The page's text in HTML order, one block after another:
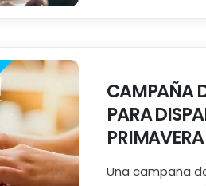
CAMPAÑA
PARA
PRIMAVERA
Una campaña